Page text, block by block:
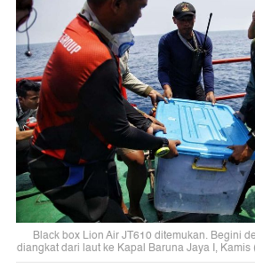
Black box Lion Air JT610 ditemukan. Begini
diangkat dari laut ke Kapal Baruna Jaya I, Kamis